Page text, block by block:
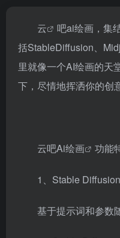
云
吧ai绘画，集
括StableDiffusion、
里就像一个AI绘画的天
下，尽情地挥洒你的创
云吧Ai绘画 功能
1、Stable
基于提示词和参数